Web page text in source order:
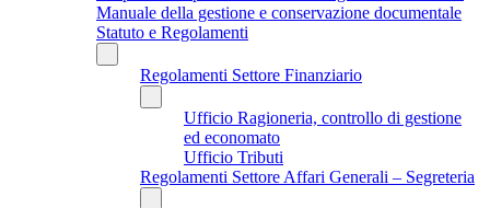
Manuale della gestione e conservazione documentale
Statuto e Regolamenti
Regolamenti Settore Finanziario
Ufficio Ragioneria, controllo di gestione
ed economato
Ufficio Tributi
Regolamenti Settore Affari Generali – Segreteria